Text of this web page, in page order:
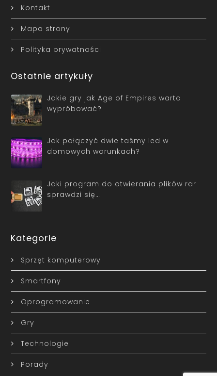
Kontakt
Mapa strony
Polityka prywatności
Ostatnie artykuły
Jakie gry jak Age of Empires warto
wypróbować?
Jak połączyć dwie taśmy led w
domowych warunkach?
Jaki program do otwierania plików rar
sprawdzi się…
Kategorie
Sprzęt komputerowy
Smartfony
Oprogramowanie
Gry
Technologie
Porady